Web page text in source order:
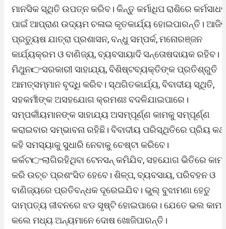
ମାନସିକ ସ୍ଥିତି ଉପତ୍ନ କରିବ। କିନ୍ତୁ କର୍ମାଧିପ ରାଶିରେ
ପାଇଁ ଆପ୍ରାଣ ଉଦ୍ୟମ ଚଳାଇ କୃତକାର୍ଯ୍ୟ ହୋଇପାରନ୍ତି।
ପ୍ରତ୍ୟୁଷ ଯାତ୍ରା ପ୍ରଶାସନ, ବନ୍ଧୁ ସମ୍ପର୍କ, ମନୋରଞ୍ଜନ
କାର୍ଯ୍ୟକ୍ରମ ଓ ବାଣିଜ୍ୟ, ବ୍ୟବସାୟାଦି ସନ୍ତୋଷଦାୟକ ରହିବ।
ମିଥୁନ👉ସରକାରୀ ସାହାଯ୍ୟ, ବିଶିଷ୍ଟବ୍ୟକ୍ତିଙ୍କ ପ୍ରତିଶ୍ରୁତି
ଆମତ୍ସମ୍ମାନ ବୃଦ୍ଧି କରିବ। ସ୍ଥଗିତକାର୍ଯ୍ୟ, ବିବାଦୀୟ ସ୍ଥିତି,
ସହକର୍ମୀଙ୍କ ଅସହଯୋଗ କ୍ରମଶଃ ବଦଳିଯାଇପାରେ।
ସମ୍ପର୍କୀୟମାନଙ୍କ ସାହାଯ୍ୟ ଅସମ୍ପୂର୍ଣ୍ଣ କାମକୁ ସମ୍ପୂର୍ଣ୍ଣ
କରାଇବାର ସମ୍ଭାବନା ରହିଛି। ବିବାଦୀୟ ପରିସ୍ଥିତିରେ ପ୍ରିୟ
କହି ସମସ୍ୟାକୁ ସୁଧାରି ନେବାକୁ ଚେଷ୍ଟା କରିବେ।
କର୍କଟ👉ଲାଗିରହିଥିବା ଟେନସନ୍‌ କମିଯିବ, ସହଯୋଗ ଭିତିରେ କାମ
କରି ଉଚ୍ଚ ପ୍ରଶଂସିତ ହେବେ। ଶିଳ୍ପ, ବ୍ୟବସାୟ, ପରିବହନ ଓ
ବାଣିଜ୍ୟରେ ପ୍ରତିବନ୍ଧକ ଦୂରେଇଯିବ। ଭୁଲ୍‌ ବୁଝାମଣା ହେତୁ
ଦାମ୍ପତ୍ୟ ଜୀବନରେ ଝଡ ସୃଷ୍ଟି ହୋଇପାରେ। ଯେତେ ଭଲ କାମ
କଲେ ମଧ୍ୟ ଅନ୍ୟମାନେ ଦୋଷ ଖୋଜିପାରନ୍ତି।